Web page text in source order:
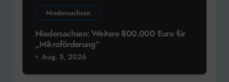
Niedersachsen
Niedersachsen: Weitere 800.000 Euro für
„Mikroförderung“
Aug. 5, 2026